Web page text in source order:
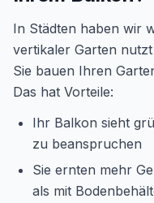
In Städten haben wir
vertikaler Garten nutzt
Sie bauen Ihren
Das hat Vorteile:
Ihr Balkon sieht
zu beanspruchen
Sie ernten mehr
als mit